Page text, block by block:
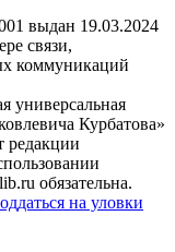
выдан 19.03.2024
связи,
коммуникаций
универсальная
Курбатова»
редакции
обязательна.
на уловки